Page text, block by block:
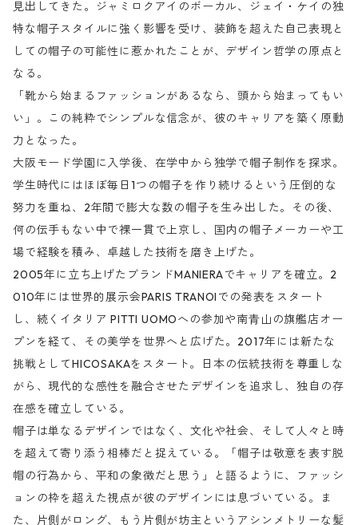
見出してきた。ジャミロクアイのボーカル、ジェイ・ケイの独
特な帽子スタイルに強く影響を受け、装飾を超えた自己表現と
しての帽子の可能性に惹かれたことが、デザイン哲学の原点と
なる。
「靴から始まるファッションがあるなら、頭から始まってもい
い」。この純粋でシンプルな信念が、彼のキャリアを築く原動
力となった。
大阪モード学園に入学後、在学中から独学で帽子制作を探求。
学生時代にはほぼ毎日1つの帽子を作り続けるという圧倒的な
努力を重ね、2年間で膨大な数の帽子を生み出した。その後、
何の伝手もない中で裸一貫で上京し、国内の帽子メーカーや工
場で経験を積み、卓越した技術を磨き上げた。
2005年に立ち上げたブランドMANIERAでキャリアを確立。2
010年には世界的展示会PARIS TRANOIでの発表をスタート
し、続くイタリア PITTI UOMOへの参加や南⻘山の旗艦店オー
プンを経て、その美学を世界へと広げた。2017年には新たな
挑戦としてHICOSAKAをスタート。日本の伝統技術を尊重しな
がら、現代的な感性を融合させたデザインを追求し、独自の存
在感を確立している。
帽子は単なるデザインではなく、文化や社会、そして人々と時
を超えて寄り添う相棒だと捉えている。「帽子は敬意を表す脱
帽の行為から、平和の象徴だと思う」と語るように、ファッシ
ョンの枠を超えた視点が彼のデザインには息づいている。ま
た、片側がロング、もう片側が坊主というアシンメトリーな髪